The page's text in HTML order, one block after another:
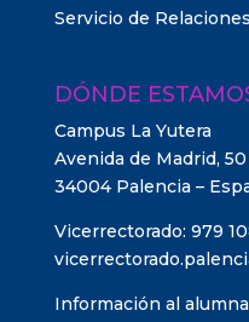
Servicio de
DÓNDE
Campus La Yutera
Avenida de Madrid, 50
34004 Palencia –
Vicerrectorado: 979
Información al